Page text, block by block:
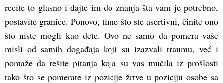
recite to glasno i dajte im do znanja šta vam je potrebno,
postavite granice. Ponovo, time što ste asertivni, činite ono
što niste mogli kao dete. Ovo ne samo da pomera vaše
misli od samih događaja koji su izazvali traumu, već i
pomaže da rešite pitanja koja su vas mučila iz prošlosti
tako što se pomerate iz pozicije žrtve u poziciju osobe sa